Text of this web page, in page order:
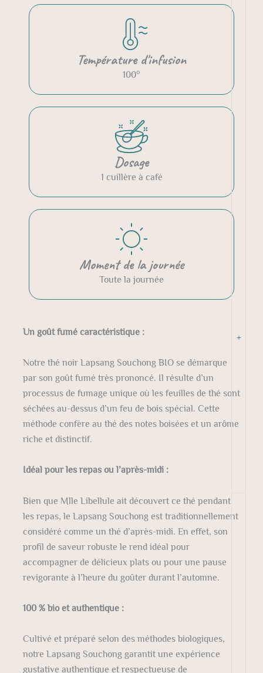
+
Température d'infusion
100°
Dosage
1 cuillère à café
Moment de la journée
Toute la journée
Un goût fumé caractéristique :
Notre thé noir Lapsang Souchong BIO se démarque
par son goût fumé très prononcé. Il résulte d’un
processus de fumage unique où les feuilles de thé sont
séchées au-dessus d’un feu de bois spécial. Cette
méthode confère au thé des notes boisées et un arôme
riche et distinctif.
Idéal pour les repas ou l’après-midi :
Bien que Mlle Libellule ait découvert ce thé pendant
les repas, le Lapsang Souchong est traditionnellement
considéré comme un thé d’après-midi. En effet, son
profil de saveur robuste le rend idéal pour
accompagner de délicieux plats ou pour une pause
revigorante à l’heure du goûter durant l’automne.
100 % bio et authentique :
Cultivé et préparé selon des méthodes biologiques,
notre Lapsang Souchong garantit une expérience
gustative authentique et respectueuse de